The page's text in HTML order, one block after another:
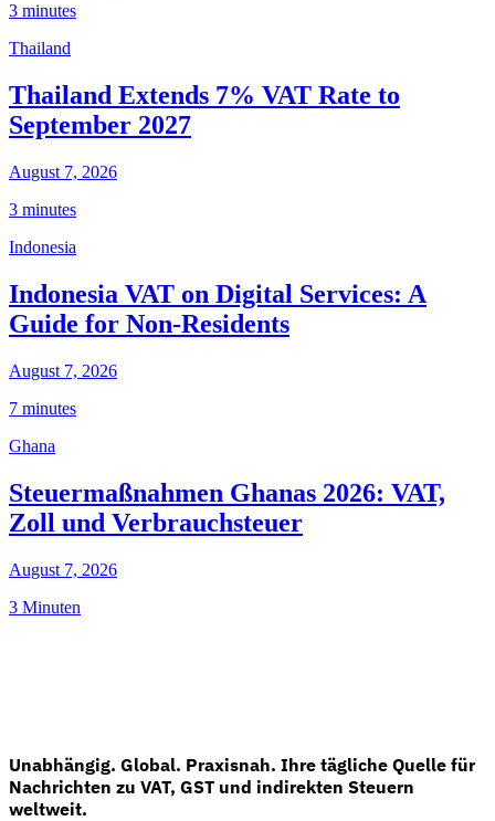
3 minutes
Thailand
Thailand Extends 7% VAT Rate to
September 2027
August 7, 2026
3 minutes
Indonesia
Indonesia VAT on Digital Services: A
Guide for Non-Residents
August 7, 2026
7 minutes
Ghana
Steuermaßnahmen Ghanas 2026: VAT,
Zoll und Verbrauchsteuer
August 7, 2026
3 Minuten
Unabhängig. Global. Praxisnah. Ihre tägliche Quelle für
Nachrichten zu VAT, GST und indirekten Steuern
weltweit.